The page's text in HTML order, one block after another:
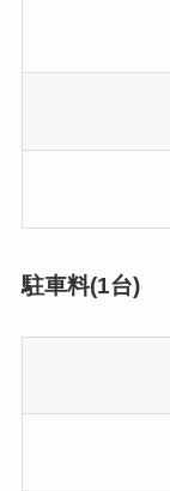
駐車料(1台)